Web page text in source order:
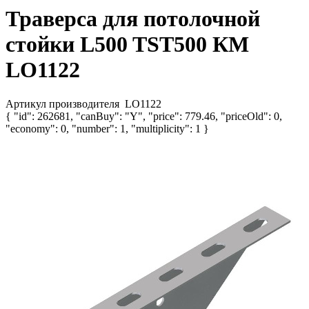
Траверса для потолочной
стойки L500 TST500 КМ
LO1122
Артикул производителя LO1122
{ "id": 262681, "canBuy": "Y", "price": 779.46, "priceOld": 0,
"economy": 0, "number": 1, "multiplicity": 1 }